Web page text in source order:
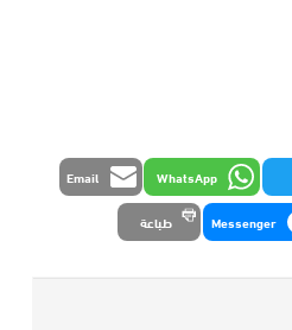
WhatsApp
Email
Messenger طباعة